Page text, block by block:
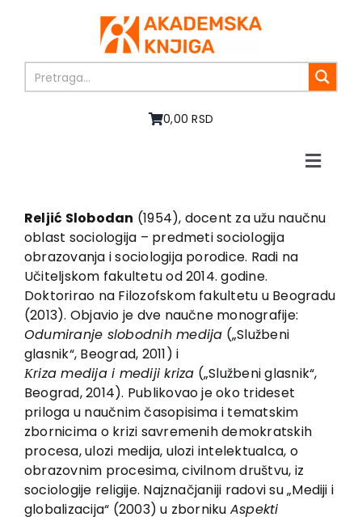
0,00 RSD
Toggle
O nama
Knjige
U pripremi
Akcija
Autori
Vesti
EU PROJEKTI
Kontakt
Reljić Slobodan (1954), docent za užu naučnu
oblast sociologija – predmeti sociologija
obrazovanja i sociologija porodice. Radi na
Učiteljskom fakultetu od 2014. godine.
Doktorirao na Filozofskom fakultetu u Beogradu
(2013). Objavio je dve naučne monografije:
Odumiranje slobodnih medija („Službeni
glasnik“, Beograd, 2011) i
Кriza medija i mediji kriza („Službeni glasnik“,
Beograd, 2014). Publikovao je oko trideset
priloga u naučnim časopisima i tematskim
zbornicima o krizi savremenih demokratskih
procesa, ulozi medija, ulozi intelektualca, o
obrazovnim procesima, civilnom društvu, iz
sociologije religije. Najznačjaniji radovi su „Mediji i
globalizacija“ (2003) u zborniku Aspekti